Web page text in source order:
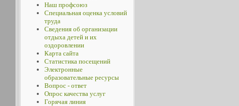
Наш профсоюз
Специальная оценка условий
труда
Сведения об организации
отдыха детей и их
оздоровлении
Карта сайта
Статистика посещений
Электронные
образовательные ресурсы
Вопрос - ответ
Опрос качества услуг
Горячая линия